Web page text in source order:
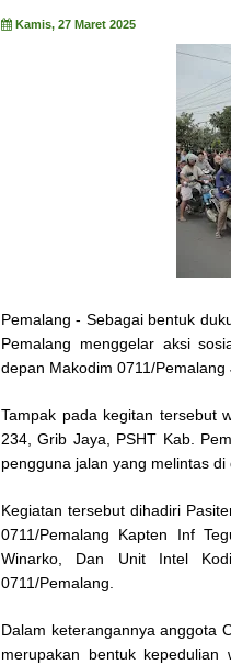
Kamis, 27 Maret 2025
Pemalang - Sebagai bentuk
Pemalang menggelar aksi
depan Makodim 0711/
Tampak pada kegitan tersebut
234, Grib Jaya, PSHT Kab.
pengguna jalan yang melintas di
Kegiatan tersebut dihadiri
0711/Pemalang Kapten Inf
Winarko, Dan Unit Intel
0711/Pemalang.
Dalam keterangannya anggota
merupakan bentuk